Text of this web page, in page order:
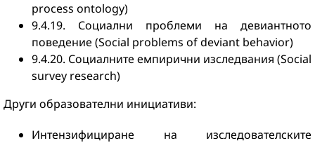
process ontology)
9.4.19. Социални проблеми на девиантното
поведение (Social problems of deviant behavior)
9.4.20. Социалните емпирични изследвания (Social
survey research)
Други образователни инициативи:
Интензифициране на изследователските